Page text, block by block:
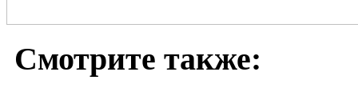
Смотрите также: